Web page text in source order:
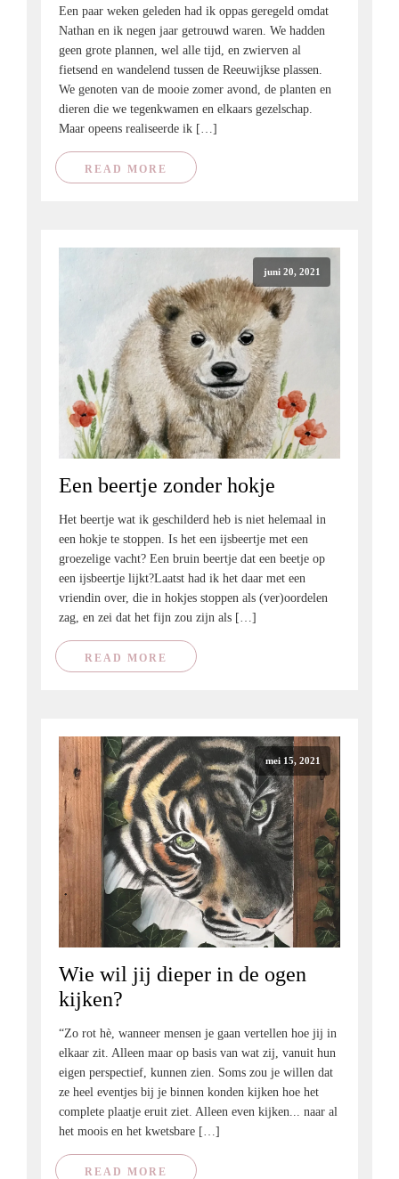
Een paar weken geleden had ik oppas geregeld omdat
Nathan en ik negen jaar getrouwd waren. We hadden
geen grote plannen, wel alle tijd, en zwierven al
fietsend en wandelend tussen de Reeuwijkse plassen.
We genoten van de mooie zomer avond, de planten en
dieren die we tegenkwamen en elkaars gezelschap.
Maar opeens realiseerde ik […]
READ MORE
juni 20, 2021
Een beertje zonder hokje
Het beertje wat ik geschilderd heb is niet helemaal in
een hokje te stoppen. Is het een ijsbeertje met een
groezelige vacht? Een bruin beertje dat een beetje op
een ijsbeertje lijkt?Laatst had ik het daar met een
vriendin over, die in hokjes stoppen als (ver)oordelen
zag, en zei dat het fijn zou zijn als […]
READ MORE
mei 15, 2021
Wie wil jij dieper in de ogen
kijken?
“Zo rot hè, wanneer mensen je gaan vertellen hoe jij in
elkaar zit. Alleen maar op basis van wat zij, vanuit hun
eigen perspectief, kunnen zien. Soms zou je willen dat
ze heel eventjes bij je binnen konden kijken hoe het
complete plaatje eruit ziet. Alleen even kijken... naar al
het moois en het kwetsbare […]
READ MORE